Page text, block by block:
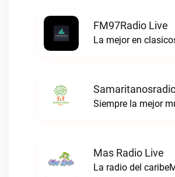
FM97Radio Live
La mejor en
Siempre la mejor
Mas Radio Live
La radio del